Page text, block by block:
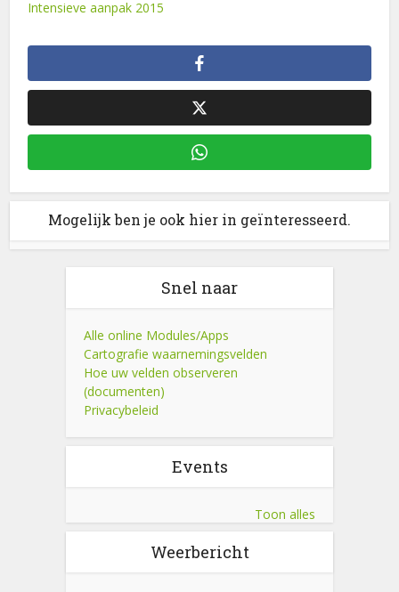
Intensieve aanpak 2015
Mogelijk ben je ook hier in geïnteresseerd.
Snel naar
Alle online Modules/Apps
Cartografie waarnemingsvelden
Hoe uw velden observeren
(documenten)
Privacybeleid
Events
Toon alles
Weerbericht